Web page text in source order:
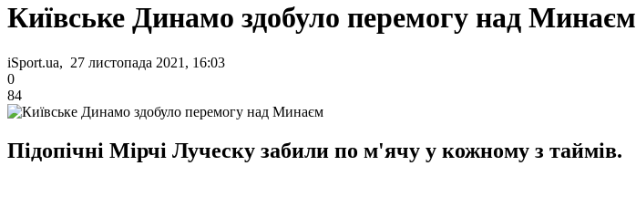
Київське Динамо здобуло перемогу над Минаєм
iSport.ua, 27 листопада 2021, 16:03
0
84
Підопічні Мірчі Луческу забили по м'ячу у кожному з таймів.